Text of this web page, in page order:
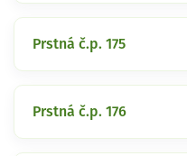
Prstná č.p. 175
Prstná č.p. 176